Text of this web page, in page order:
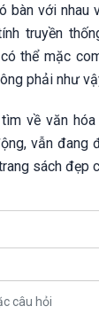
bàn với nhau
truyền
thể mặc
phải như
tìm về văn
vẫn đang
sách đẹp